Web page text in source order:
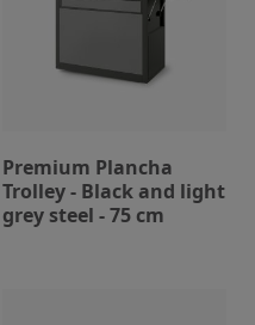
Premium Plancha
Trolley - Black and light
grey steel - 75 cm